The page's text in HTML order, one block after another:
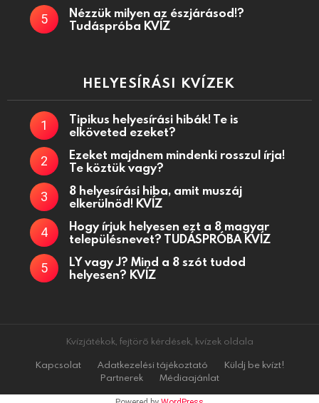
Nézzük milyen az észjárásod!?
Tudáspróba KVÍZ
HELYESÍRÁSI KVÍZEK
Tipikus helyesírási hibák! Te is
elköveted ezeket?
Ezeket majdnem mindenki rosszul írja!
Te köztük vagy?
8 helyesírási hiba, amit muszáj
elkerülnöd! KVÍZ
Hogy írjuk helyesen ezt a 8 magyar
településnevet? TUDÁSPRÓBA KVÍZ
LY vagy J? Mind a 8 szót tudod
helyesen? KVÍZ
Kvízjátékok, fejtörő kérdések, kvízek oldala
Kapcsolat
Adatkezelési tájékoztató
Küldj be kvízt!
Partnerek
Médiaajánlat